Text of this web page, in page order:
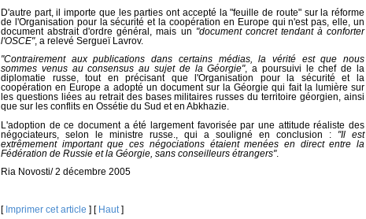
D'autre part, il importe que les parties ont accepté la "feuille de route" sur la réforme
de l'Organisation pour la sécurité et la coopération en Europe qui n'est pas, elle, un
document abstrait d'ordre général, mais un "document concret tendant à conforter
l'OSCE", a relevé Sergueï Lavrov.
"Contrairement aux publications dans certains médias, la vérité est que nous
sommes venus au consensus au sujet de la Géorgie", a poursuivi le chef de la
diplomatie russe, tout en précisant que l'Organisation pour la sécurité et la
coopération en Europe a adopté un document sur la Géorgie qui fait la lumière sur
les questions liées au retrait des bases militaires russes du territoire géorgien, ainsi
que sur les conflits en Ossétie du Sud et en Abkhazie.
L'adoption de ce document a été largement favorisée par une attitude réaliste des
négociateurs, selon le ministre russe., qui a souligné en conclusion : "Il est
extrêmement important que ces négociations étaient menées en direct entre la
Fédération de Russie et la Géorgie, sans conseilleurs étrangers".
Ria Novosti/ 2 décembre 2005
[ Imprimer cet article ] [ Haut ]